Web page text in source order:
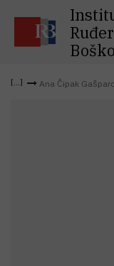
Ruđer
Ana Čipak